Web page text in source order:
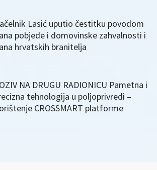
Lasić uputio čestitku povodom
pobjede i domovinske zahvalnosti i
hrvatskih branitelja
NA DRUGU RADIONICU Pametna i
tehnologija u poljoprivredi –
CROSSMART platforme